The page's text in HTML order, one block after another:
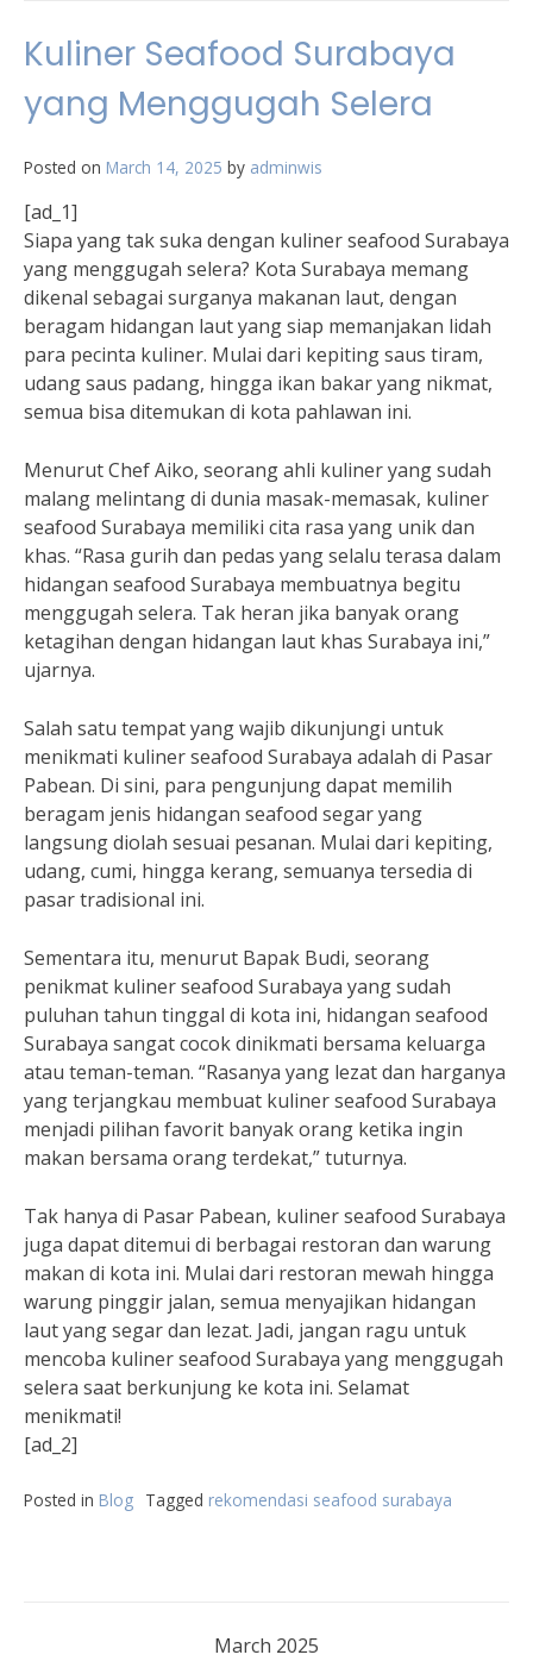
Kuliner Seafood Surabaya
yang Menggugah Selera
Posted on March 14, 2025 by adminwis
[ad_1]
Siapa yang tak suka dengan kuliner seafood Surabaya
yang menggugah selera? Kota Surabaya memang
dikenal sebagai surganya makanan laut, dengan
beragam hidangan laut yang siap memanjakan lidah
para pecinta kuliner. Mulai dari kepiting saus tiram,
udang saus padang, hingga ikan bakar yang nikmat,
semua bisa ditemukan di kota pahlawan ini.
Menurut Chef Aiko, seorang ahli kuliner yang sudah
malang melintang di dunia masak-memasak, kuliner
seafood Surabaya memiliki cita rasa yang unik dan
khas. “Rasa gurih dan pedas yang selalu terasa dalam
hidangan seafood Surabaya membuatnya begitu
menggugah selera. Tak heran jika banyak orang
ketagihan dengan hidangan laut khas Surabaya ini,”
ujarnya.
Salah satu tempat yang wajib dikunjungi untuk
menikmati kuliner seafood Surabaya adalah di Pasar
Pabean. Di sini, para pengunjung dapat memilih
beragam jenis hidangan seafood segar yang
langsung diolah sesuai pesanan. Mulai dari kepiting,
udang, cumi, hingga kerang, semuanya tersedia di
pasar tradisional ini.
Sementara itu, menurut Bapak Budi, seorang
penikmat kuliner seafood Surabaya yang sudah
puluhan tahun tinggal di kota ini, hidangan seafood
Surabaya sangat cocok dinikmati bersama keluarga
atau teman-teman. “Rasanya yang lezat dan harganya
yang terjangkau membuat kuliner seafood Surabaya
menjadi pilihan favorit banyak orang ketika ingin
makan bersama orang terdekat,” tuturnya.
Tak hanya di Pasar Pabean, kuliner seafood Surabaya
juga dapat ditemui di berbagai restoran dan warung
makan di kota ini. Mulai dari restoran mewah hingga
warung pinggir jalan, semua menyajikan hidangan
laut yang segar dan lezat. Jadi, jangan ragu untuk
mencoba kuliner seafood Surabaya yang menggugah
selera saat berkunjung ke kota ini. Selamat
menikmati!
[ad_2]
Posted in Blog Tagged rekomendasi seafood surabaya
March 2025